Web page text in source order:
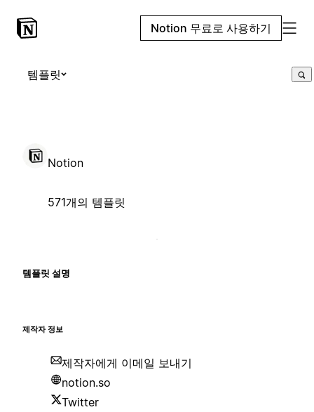
Notion 무료로 사용하기
템플릿
Notion
571개의 템플릿
템플릿 설명
제작자 정보
제작자에게 이메일 보내기
notion.so
Twitter